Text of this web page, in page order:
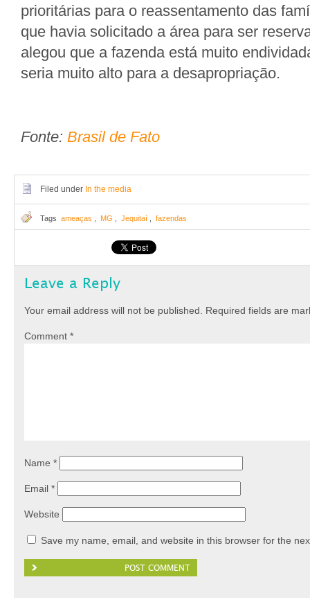
prioritárias para o reassentamento das
que havia solicitado a área para ser
alegou que a fazenda está muito
seria muito alto para a desapropriação.
Fonte: Brasil de Fato
Filed under In the media
Tags ameaças MG Jequitaí fazendas
Leave a Reply
Your email address will not be published. Required fields are
Comment *
Name *
Email *
Website
Save my name, email, and website in this browser for the